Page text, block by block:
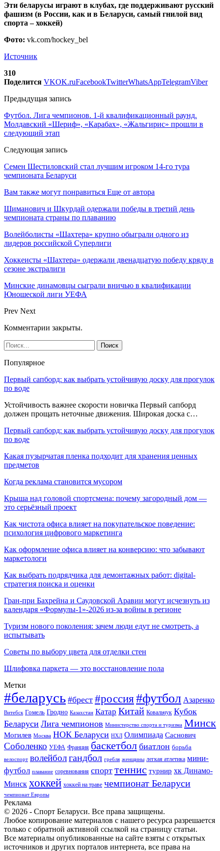
Эти беларусы играют в клубах, где поддерживают русский
фашизм (в России, как и в Беларуси, самый гнилой вид
спорта – хоккей)
Фото: vk.com/hockey_bel
Источник
310
Поделится VKOK.ruFacebookTwitterWhatsAppTelegramViber
Предыдущая запись
Футбол. Лига чемпионов. 1-й квалификационный раунд.
Молдавский «Шериф», «Карабах», «Жальгирис» прошли в
следующий этап
Следующая запись
Семен Шестиловский стал лучшим игроком 14-го тура
чемпионата Беларуси
Вам также могут понравиться Еще от автора
Шиманович и Шкурдай одержали победы в третий день
чемпионата страны по плаванию
Волейболисты «Шахтера» крупно обыграли одного из
лидеров российской Суперлиги
Хоккеисты «Шахтера» одержали двенадцатую победу кряду в
сезоне экстралиги
Минские динамовцы сыграли вничью в квалификации
Юношеской лиги УЕФА
Prev Next
Комментарии закрыты.
Популярное
Первый сапборд: как выбрать устойчивую доску для прогулок
по воде
Устойчивость важнее скорости новичка Первый сапборд
должен прощать неточные движения. Широкая доска с…
Первый сапборд: как выбрать устойчивую доску для прогулок
по воде
Какая пузырчатая пленка подходит для хранения ценных
предметов
Когда реклама становится мусором
Крыша над головой спортсмена: почему загородный дом —
это серьёзный проект
Как чистота офиса влияет на покупательское поведение:
психология цифрового маркетинга
Как оформление офиса влияет на конверсию: что забывают
маркетологи
Как выбрать подрядчика для демонтажных работ: digital-
стратегия поиска и оценки
Гран-при Бахрейна и Саудовской Аравии могут исчезнуть из
календаря «Формулы-1»-2026 из-за войны в регионе
Туризм нового поколения: зачем люди едут не смотреть, а
испытывать
Советы по выбору цвета для отделки стен
Шлифовка паркета — это восстановление пола
Метки
#беларусь #брест #россия#футбол Азаренко
Витебск Гомель Гродно Казахстан Катар Китай Ковальчук Кубок
Беларуси Лига чемпионов Министерство спорта и туризма Минск
Могилев Москва НОК Беларуси НХЛ Олимпиада Саснович
Соболенко УЕФА Франция баскетбол биатлон борьба
велоспорт волейболгандбол гребля женщины легкая атлетика мини-
футбол плавание соревнования спорт теннис турнир хк Динамо-
Минск хоккей хоккей на траве чемпионат Беларуси
чемпионат Европы
Реклама
© 2026 - Спорт Беларуси. Все права защищены.
Любое копирование материалов с нашего ресурса разрешается
только с обратной активной ссылкой на страницу статьи.
Все материалы опубликованные на сайте взяты с открытых
источников и других порталов интернета, все права на